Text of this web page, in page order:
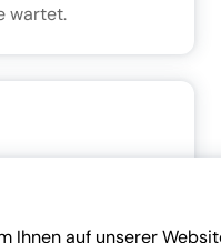
wartet.
Ihnen auf unserer